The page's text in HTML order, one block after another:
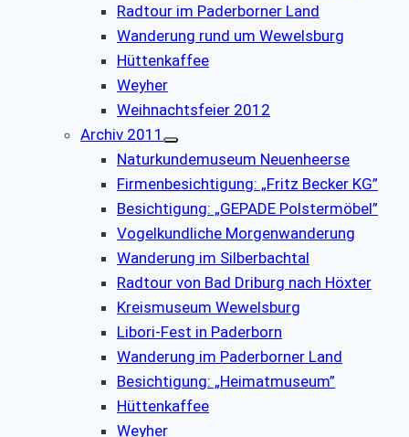
Radtour im Paderborner Land
Wanderung rund um Wewelsburg
Hüttenkaffee
Weyher
Weihnachtsfeier 2012
Archiv 2011
Naturkundemuseum Neuenheerse
Firmenbesichtigung: „Fritz Becker KG”
Besichtigung: „GEPADE Polstermöbel”
Vogelkundliche Morgenwanderung
Wanderung im Silberbachtal
Radtour von Bad Driburg nach Höxter
Kreismuseum Wewelsburg
Libori-Fest in Paderborn
Wanderung im Paderborner Land
Besichtigung: „Heimatmuseum”
Hüttenkaffee
Weyher